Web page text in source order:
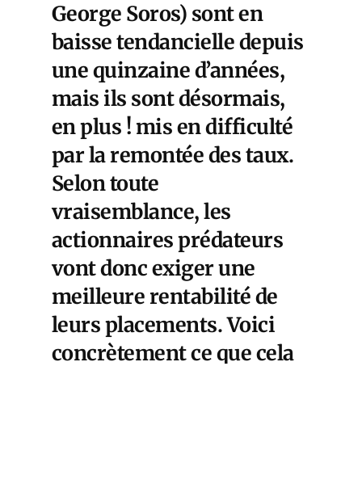
George Soros) sont en
baisse tendancielle depuis
une quinzaine d’années,
mais ils sont désormais,
en plus ! mis en difficulté
par la remontée des taux.
Selon toute
vraisemblance, les
actionnaires prédateurs
vont donc exiger une
meilleure rentabilité de
leurs placements. Voici
concrètement ce que cela